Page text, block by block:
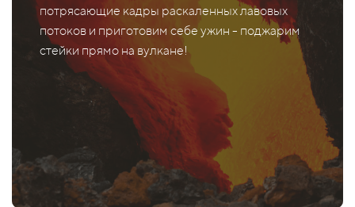
потрясающие кадры раскаленных лавовых
потоков и приготовим себе ужин - поджарим
стейки прямо на вулкане!